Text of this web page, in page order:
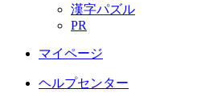
漢字パズル
PR
マイページ
ヘルプセンター